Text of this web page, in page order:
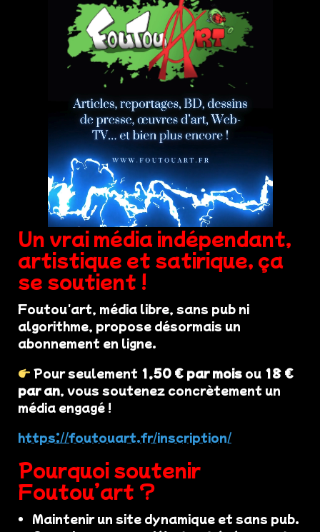
Un vrai média indépendant,
artistique et satirique, ça
se soutient !
Foutou'art, média libre, sans pub ni
algorithme, propose désormais un
abonnement en ligne.
Pour seulement 1,50 € par mois ou 18 €
par an, vous soutenez concrètement un
média engagé !
https://foutouart.fr/inscription/
Pourquoi soutenir
Foutou’art ?
Maintenir un site dynamique et sans pub.